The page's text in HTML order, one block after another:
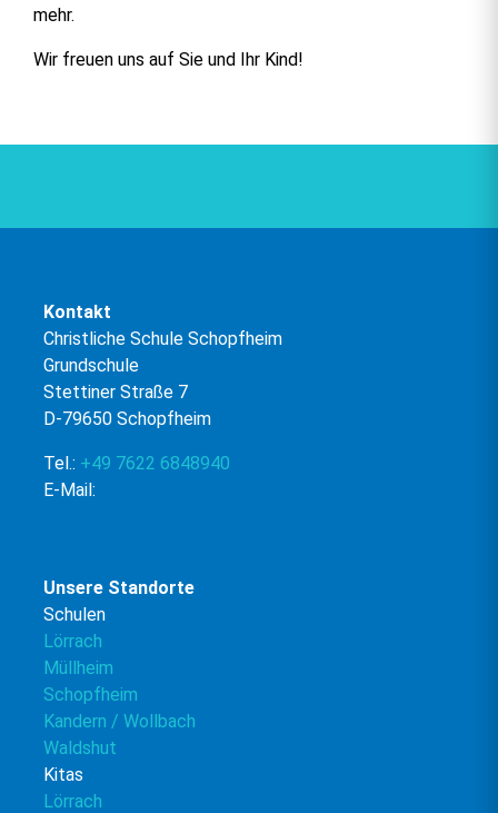
mehr.
Wir freuen uns auf Sie und Ihr Kind!
Kontakt
Christliche Schule Schopfheim
Grundschule
Stettiner Straße 7
D-79650 Schopfheim
Tel.: +49 7622 6848940
E-Mail:
Unsere Standorte
Schulen
Lörrach
Müllheim
Schopfheim
Kandern / Wollbach
Waldshut
Kitas
Lörrach